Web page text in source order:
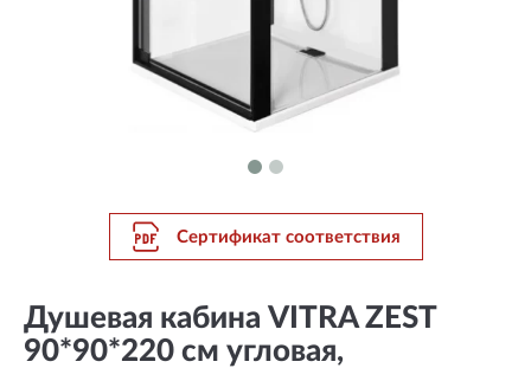
Сертификат соответствия
Душевая кабина VITRA ZEST
90*90*220 см угловая,